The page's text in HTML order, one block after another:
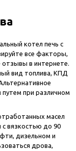
котел печь с
все факторы,
отзывы в интернете.
вид топлива, КПД
при различном
масел
с вязкостью до 90
дизельном и
дрова,